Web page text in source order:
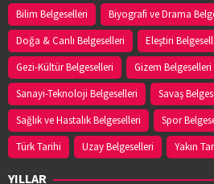
Bilim Belgeselleri Biyografi ve Drama
Doğa & Canlı Belgeselleri
Eleştiri
Gezi-Kültür Belgeselleri
Gizem Belgeselleri
Sanayi-Teknoloji Belgeselleri
Savaş
Sağlık ve Hastalık Belgeselleri
Spor
Türk Tarihi
Uzay Belgeselleri Yakın
YILLAR